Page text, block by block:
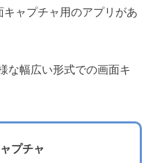
キャプチャ用のアプリがあ
な幅広い形式での画面キ
プチャ